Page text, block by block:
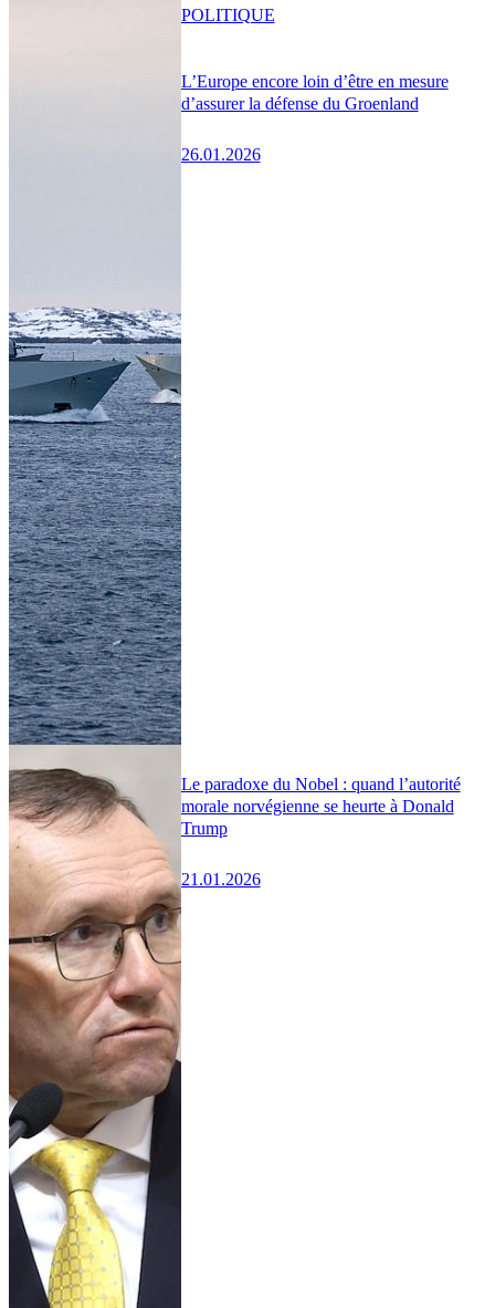
L’Europe encore loin d’être en mesure
d’assurer la défense du Groenland
26.01.2026
POLITIQUE
Le paradoxe du Nobel : quand l’autorité
morale norvégienne se heurte à Donald
Trump
21.01.2026